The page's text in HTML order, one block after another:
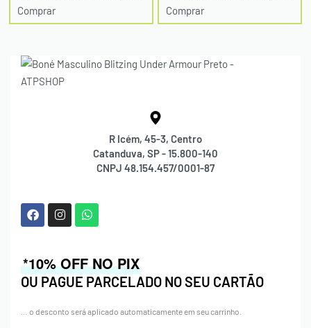
Comprar Comprar
R Icém, 45-3, Centro
Catanduva, SP - 15.800-140
CNPJ 48.154.457/0001-87
*10% OFF NO PIX
OU PAGUE PARCELADO NO SEU CARTÃO
… o desconto será aplicado automaticamente em seu carrinho.